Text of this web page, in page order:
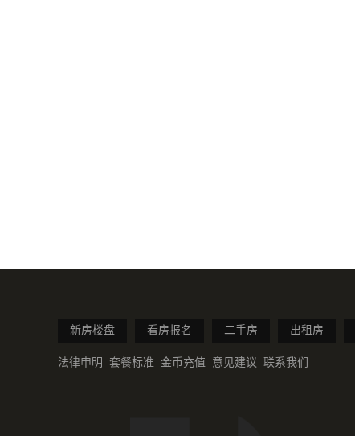
新房楼盘 看房报名 二手房 出租房
法律申明 套餐标准 金币充值 意见建议 联系我们